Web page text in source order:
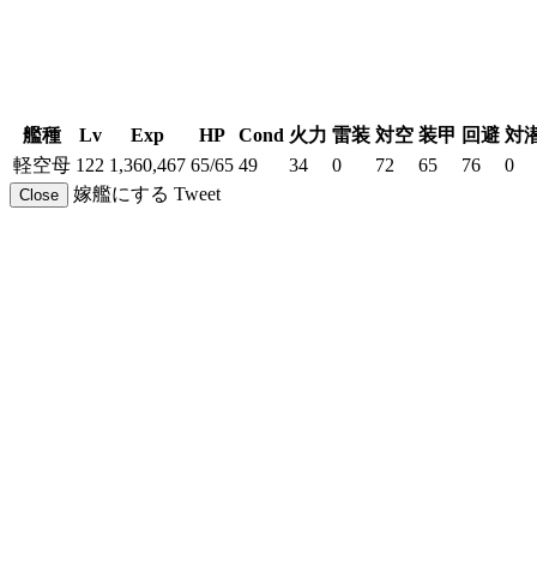
艦種 Lv Exp HP Cond 火力 雷装 対空 装甲 回避 対
軽空母 122 1,360,467 65/65 49 34 0 72 65 76 0
Close 嫁艦にする Tweet